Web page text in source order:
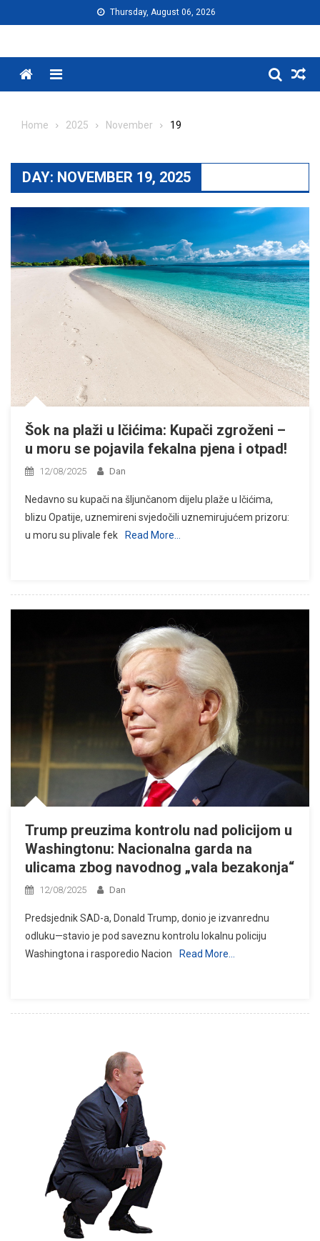
to
Thursday, August 06, 2026
Menu
Home 2025 November 19
DAY: NOVEMBER 19, 2025
Šok na plaži u Ičićima: Kupači zgroženi –
u moru se pojavila fekalna pjena i otpad!
12/08/2025 Dan
Nedavno su kupači na šljunčanom dijelu plaže u Ičićima,
blizu Opatije, uznemireni svjedočili uznemirujućem prizoru:
u moru su plivale fek
Read More…
Trump preuzima kontrolu nad policijom u
Washingtonu: Nacionalna garda na
ulicama zbog navodnog „vala bezakonja“
12/08/2025 Dan
Predsjednik SAD-a, Donald Trump, donio je izvanrednu
odluku—stavio je pod saveznu kontrolu lokalnu policiju
Washingtona i rasporedio Nacion
Read More…